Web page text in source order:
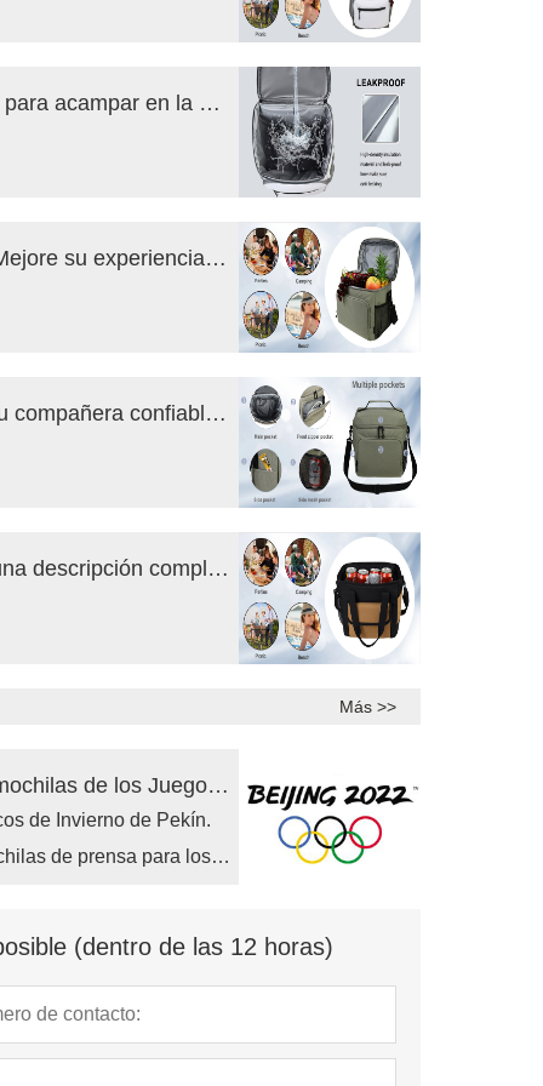
La utilidad integral de las bolsas térmicas para acampar en la playa
Bolsas térmicas para cenas en la playa: Mejore su experiencia gastronómica en la playa
Bolsas térmicas para viajes al aire libre: tu compañera confiable para aventuras al aire libre
Bolsas térmicas para viajes al aire libre: una descripción completa
Más >>
Los periodistas extranjeros llegaron con mochilas de los Juegos Olímpicos de Pekín 2008.
de Invierno de Pekín.
de prensa para los
de Pekín 2008
(dentro de las 12 horas)